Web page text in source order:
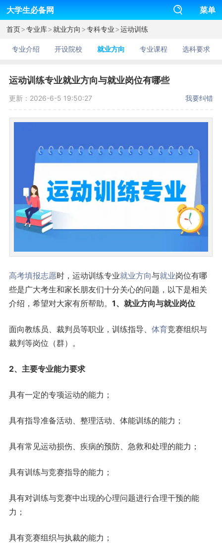
大学生必备网 菜单
首页>专业库>就业方向 >专科专业>运动训练
专业介绍 开设院校 就业方向 专业课程 选科要求
运动训练专业就业方向与就业岗位有哪些
更新：2026-6-5 19:50:27 我要纠错
高考填报志愿时，运动训练专业就业方向与就业岗位有哪
些是广大考生和家长朋友们十分关心的问题，以下是相关
介绍，希望对大家有所帮助。 1、就业方向与就业岗位
面向教练员、裁判员等职业，训练指导、 体育竞赛组织与
裁判等岗位（群）。
2、主要专业能力要求
具有一定的专项运动的能力；
具有指导准备活动、整理活动、体能训练的能力；
具有常见运动损伤、疾病的预防、急救和处理的能力；
具有训练与竞赛指导的能力；
具有对训练与竞赛中出现的心理问题进行合理干预的能
力；
具有竞赛组织与执裁的能力；